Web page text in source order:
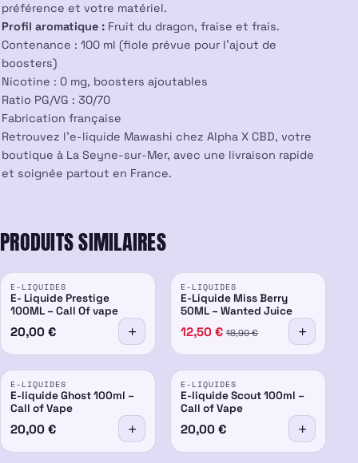
préférence et votre matériel.
Profil aromatique : Fruit du dragon, fraise et frais.
Contenance : 100 ml (fiole prévue pour l’ajout de
boosters)
Nicotine : 0 mg, boosters ajoutables
Ratio PG/VG : 30/70
Fabrication française
Retrouvez l’e-liquide Mawashi chez Alpha X CBD, votre
boutique à La Seyne-sur-Mer, avec une livraison rapide
et soignée partout en France.
PRODUITS SIMILAIRES
E-LIQUIDES
E- Liquide Prestige
100ML – Call Of vape
20,00 €
E-LIQUIDES
E-Liquide Miss Berry
50ML – Wanted Juice
12,50 € 18,90€
E-LIQUIDES
E-liquide Ghost 100ml –
Call of Vape
20,00 €
E-LIQUIDES
E-liquide Scout 100ml –
Call of Vape
20,00 €